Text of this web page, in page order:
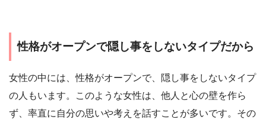
性格がオープンで隠し事をしないタイプだから
女性の中には、性格がオープンで、隠し事をしないタイプ
の人もいます。このような女性は、他人と心の壁を作ら
ず、率直に自分の思いや考えを話すことが多いです。その